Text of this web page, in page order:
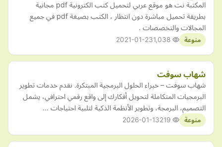
المكتبة نت هو موقع عربي لتحميل كتب الكترونية pdf مجانية
بطريقة تحميل مباشرة دون انتظار ، الكتب بصيغة pdf في جميع
المجالات والتخصصات .
منوعة 2021-01-23
شهاب سوفت
شهاب سوفت – خبراء الحلول البرمجية المبتكرة. نقدم خدمات تطوير
البرمجيات المتكاملة لتحويل أفكارك إلى واقع رقمي احترافي، يشمل
التصميم، البرمجة، وتطوير الأنظمة الذكية لتلبية احتياجات …
منوعة 2026-01-13